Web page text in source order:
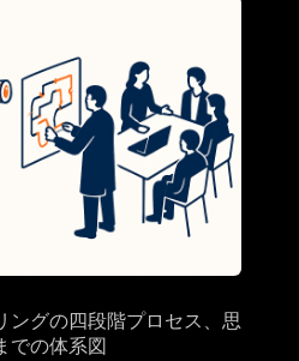
ングの四段階プロセス、思
での体系図